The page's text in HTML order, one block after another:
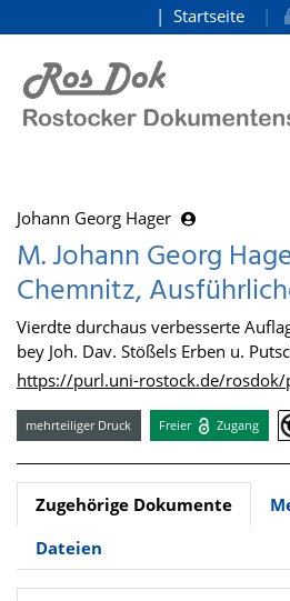
zum Inhalt
Startseite
Johann Georg Hager
M. Johann Georg
Chemnitz,
Vierdte durchaus verbesserte
bey Joh. Dav. Stößels Erben u.
https://purl.uni-rostock.de/
mehrteiliger Druck Freier Zugang
Zugehörige Dokumente
Dateien